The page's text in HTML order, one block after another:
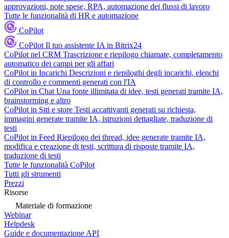
approvazioni, note spese, RPA, automazione dei flussi di lavoro
Tutte le funzionalità di HR e automazione
CoPilot
CoPilot Il tuo assistente IA in Bitrix24
CoPilot nel CRM Trascrizione e riepilogo chiamate, completamento
automatico dei campi per gli affari
CoPilot in Incarichi Descrizioni e riepiloghi degli incarichi, elenchi
di controllo e commenti generati con l'IA
CoPilot in Chat Una fonte illimitata di idee, testi generati tramite IA,
brainstorming e altro
CoPilot in Siti e store Testi accattivanti generati su richiesta,
immagini generate tramite IA, istruzioni dettagliate, traduzione di
testi
CoPilot in Feed Riepilogo dei thread, idee generate tramite IA,
modifica e creazione di testi, scrittura di risposte tramite IA,
traduzione di testi
Tutte le funzionalità CoPilot
Tutti gli strumenti
Prezzi
Risorse
Materiale di formazione
Webinar
Helpdesk
Guide e documentazione API